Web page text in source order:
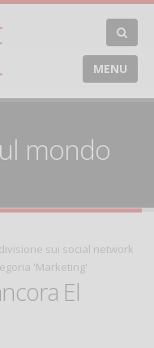
MENU
mondo
sui social network
'Marketing'
El